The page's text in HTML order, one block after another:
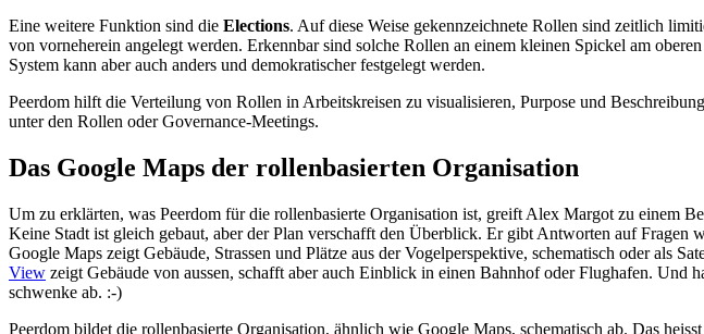
Eine weitere Funktion sind die Elections. Auf diese Weise gekennzeichnete Rollen sind zeitlich
von vorneherein angelegt werden. Erkennbar sind solche Rollen an einem kleinen Spickel am
System kann aber auch anders und demokratischer festgelegt werden.
Peerdom hilft die Verteilung von Rollen in Arbeitskreisen zu visualisieren, Purpose und
unter den Rollen oder Governance-Meetings.
Das Google Maps der rollenbasierten Organisation
Um zu erklärten, was Peerdom für die rollenbasierte Organisation ist, greift Alex Margot zu einem
Keine Stadt ist gleich gebaut, aber der Plan verschafft den Überblick. Er gibt Antworten auf
Google Maps zeigt Gebäude, Strassen und Plätze aus der Vogelperspektive, schematisch oder als
View zeigt Gebäude von aussen, schafft aber auch Einblick in einen Bahnhof oder Flughafen. Und
schwenke ab. :-)
Peerdom bildet die rollenbasierte Organisation, ähnlich wie Google Maps, schematisch ab. Das